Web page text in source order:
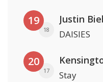
19
18
Justin
DAISIES
20
17 Stay